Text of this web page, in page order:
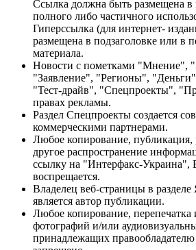
Ссылка должна быть размещена в
полного либо частичного
Гиперссылка (для интернет-
размещена в подзаголовке или в
материала.
Новости с пометками "Мнение",
"Заявление", "Регионы",
"Тест-драйв", "Спецпроекты",
правах рекламы.
Раздел Спецпроекты создается
коммерческими партнерами.
Любое копирование, публикация,
другое распространение
ссылку на "Интерфакс-Украина",
воспрещается.
Владелец веб-страницы в
является автор публикации.
Любое копирование, перепечатка
фотографий и/или
принадлежащих правообладателю